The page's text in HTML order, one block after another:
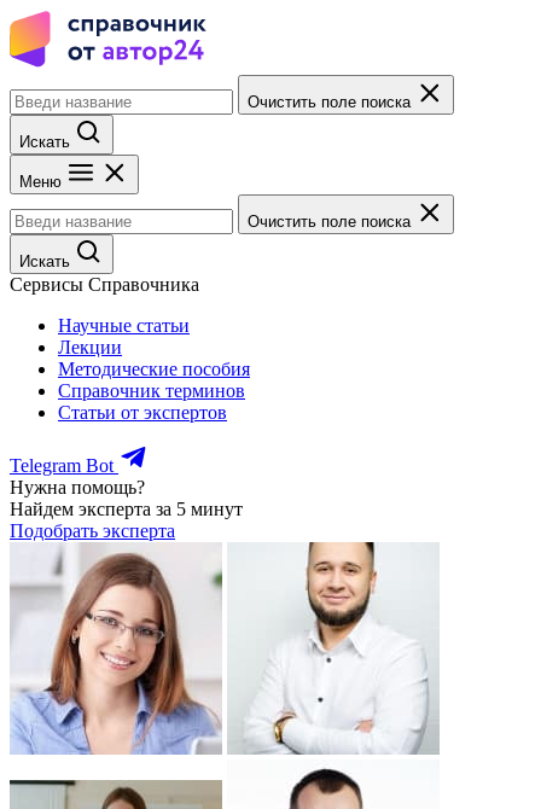
Очистить поле поиска
Искать
Меню
Очистить поле поиска
Искать
Сервисы Справочника
Научные статьи
Лекции
Методические пособия
Справочник терминов
Статьи от экспертов
Telegram Bot
Нужна помощь?
Найдем эксперта за 5 минут
Подобрать эксперта